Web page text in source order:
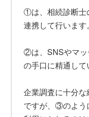
①は、相続診断士
連携して行います。
②は、SNSやマッ
の手口に精通して
企業調査に十分
ですが、③のよう